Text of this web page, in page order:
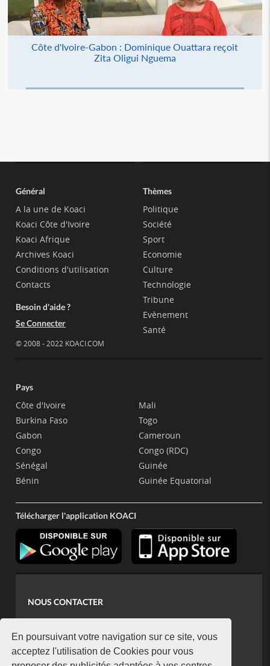
En poursuivant votre navigation sur ce site, vous
acceptez l'utilisation de Cookies pour vous
Côte d'Ivoire-Gabon : Dominique Ouattara reçoit
Zita Oligui Nguema
Général
A la une de Koaci
Koaci Côte d'Ivoire
Koaci Afrique
Archives Koaci
Conditions d'utilisation
Contacts
Besoin d'aide ?
Se Connecter
© 2008 - 2022 KOACI.COM
Thèmes
Politique
Société
Sport
Economie
Culture
Technologie
Tribune
Evènement
Santé
Pays
Côte d'Ivoire
Burkina Faso
Gabon
Congo
Sénégal
Bénin
Mali
Togo
Cameroun
Congo (RDC)
Guinée
Guinée Equatorial
Télécharger l'application KOACI
NOUS CONTACTER
koaci@yahoo.fr
+225 07 08 85 52 93